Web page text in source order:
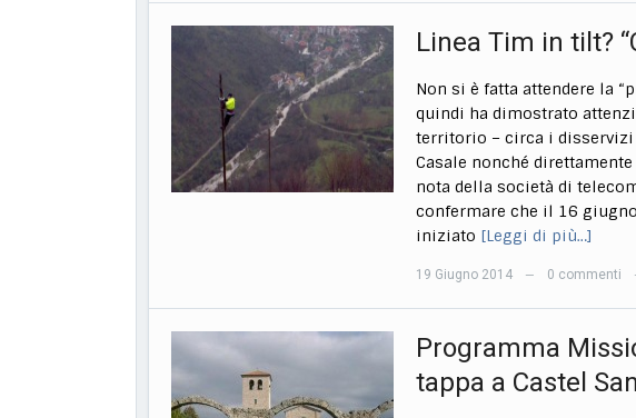
Linea Tim in tilt?
Non si è fatta attendere la
quindi ha dimostrato
territorio – circa i
Casale nonché
nota della società di
confermare che il 16
iniziato [Leggi di più…]
19 Giugno 2014 — 0 commenti
Programma
tappa a Castel